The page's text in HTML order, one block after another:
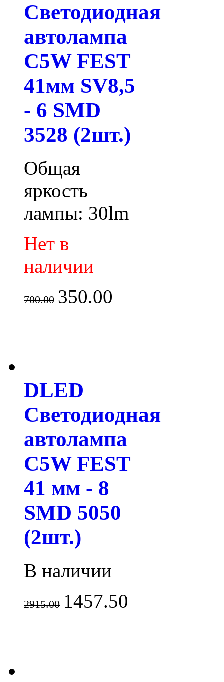
Светодиодная
автолампа
C5W FEST
41мм SV8,5
- 6 SMD
3528 (2шт.)
Общая
яркость
лампы: 30lm
Нет в
наличии
700.00 350.00
DLED
Светодиодная
автолампа
C5W FEST
41 мм - 8
SMD 5050
(2шт.)
В наличии
2915.00 1457.50